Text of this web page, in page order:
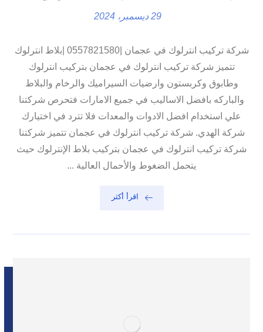
29 ديسمبر، 2024
شركة تركيب انترلوك في عجمان |0557821580 |بلاط انترلوك
تتميز شركة تركيب انترلوك في عجمان بتركيب انترلوك
وطابوق وكربستون وارضيات السيراميك والرخام والبلاط
والباركه بافضل الاساليب في جميع الامارات فتحرص شركتنا
علي استخدام افضل الادوات والمعدات فلا تترد في اختيارك
شركة الهدي. شركة تركيب انترلوك في عجمان تتميز شركتنا
شركة تركيب انترلوك في عجمان بتركيب بلاط الإنترلوك حيث
يتحمل الضغوط والأحمال العالية ...
اقرأ أكثر